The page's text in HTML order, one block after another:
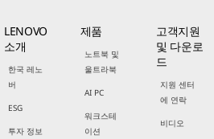
LENOVO
소개
한국 레노
버
ESG
투자 정보
제품
노트북 및
울트라북
AI PC
워크스테
이션
고객지원
및 다운로
드
지원 센터
에 연락
비디오